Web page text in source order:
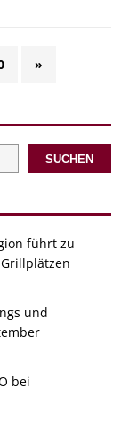
»
SUCHEN
führt zu
und
bei